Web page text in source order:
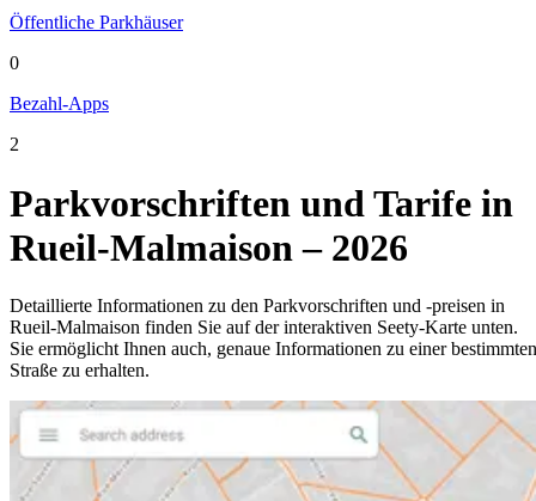
Öffentliche Parkhäuser
0
Bezahl-Apps
2
Parkvorschriften und Tarife in
Rueil-Malmaison – 2026
Detaillierte Informationen zu den Parkvorschriften und -preisen in
Rueil-Malmaison finden Sie auf der interaktiven Seety-Karte unten.
Sie ermöglicht Ihnen auch, genaue Informationen zu einer bestimmten
Straße zu erhalten.